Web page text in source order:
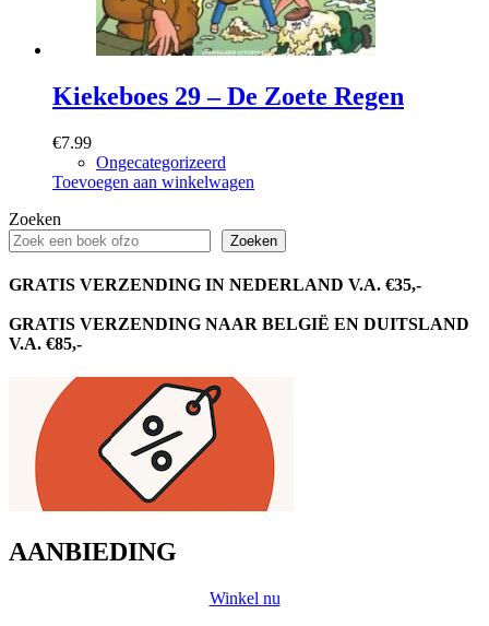
Kiekeboes 29 – De Zoete Regen
€7.99
Ongecategorizeerd
Toevoegen aan winkelwagen
Zoeken
Zoeken
GRATIS VERZENDING IN NEDERLAND V.A. €35,-
GRATIS VERZENDING NAAR BELGIË EN DUITSLAND
V.A. €85,-
AANBIEDING
Winkel nu